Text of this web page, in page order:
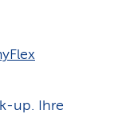
up. Ihre